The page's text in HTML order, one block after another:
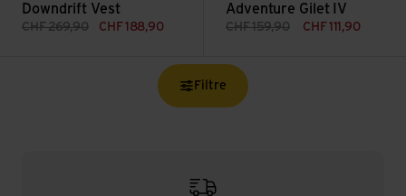
Downdrift Vest
CHF269,90 CHF 188,90
Adventure Gilet IV
CHF159,90 CHF 111,90
Filtre